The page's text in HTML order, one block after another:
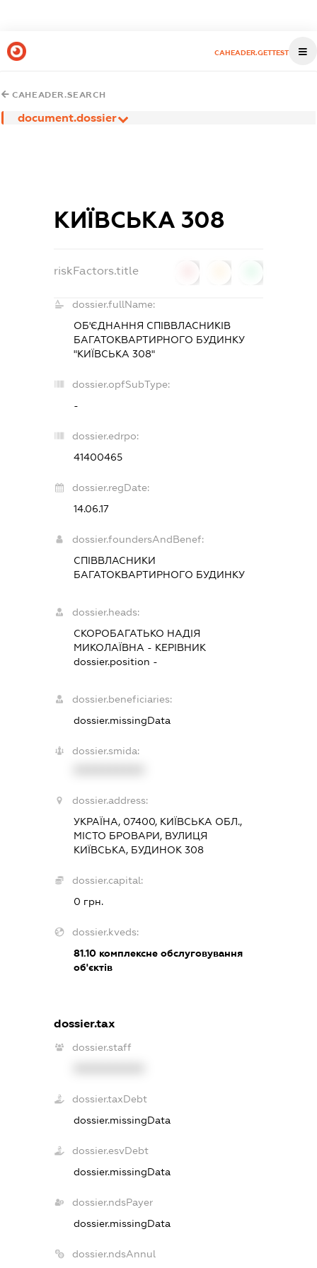
CAHEADER.GETTEST
CAHEADER.SEARCH
document.dossier
КИЇВСЬКА 308
riskFactors.title
dossier.fullName:
ОБ'ЄДНАННЯ СПІВВЛАСНИКІВ
БАГАТОКВАРТИРНОГО БУДИНКУ
"КИЇВСЬКА 308"
dossier.opfSubType:
-
dossier.edrpo:
41400465
dossier.regDate:
14.06.17
dossier.foundersAndBenef:
СПІВВЛАСНИКИ
БАГАТОКВАРТИРНОГО БУДИНКУ
dossier.heads:
СКОРОБАГАТЬКО НАДІЯ
МИКОЛАЇВНА - КЕРІВНИК
dossier.position -
dossier.beneficiaries:
dossier.missingData
dossier.smida:
dossier.address:
УКРАЇНА, 07400, КИЇВСЬКА ОБЛ.,
МІСТО БРОВАРИ, ВУЛИЦЯ
КИЇВСЬКА, БУДИНОК 308
dossier.capital:
0 грн.
dossier.kveds:
81.10комплексне обслуговування
об'єктів
dossier.tax
dossier.staff
dossier.taxDebt
dossier.missingData
dossier.esvDebt
dossier.missingData
dossier.ndsPayer
dossier.missingData
dossier.ndsAnnul